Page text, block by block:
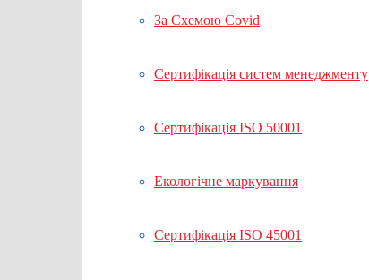
За Cхемою Covid
Сертифікація систем менеджменту
Сертифікація ISO 50001
Екологічне маркування
Сертифікація ISO 45001